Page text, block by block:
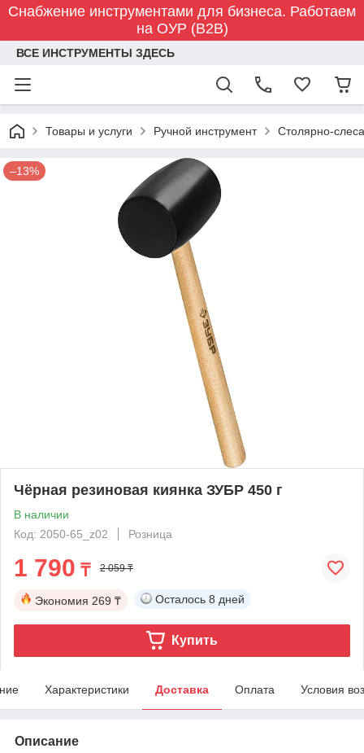
Снабжение инструментами для бизнеса. Работаем
на ОУР (B2B)
ВСЕ ИНСТРУМЕНТЫ ЗДЕСЬ
Товары и услуги Ручной инструмент Столярно-
–13%
Чёрная резиновая киянка ЗУБР 450 г
В наличии
Код: 2050-65_z02
Розница
1 790 ₸ 2 059 ₸
Экономия 269 ₸ Осталось 8 дней
Купить
Характеристики Доставка Оплата Условия
Описание